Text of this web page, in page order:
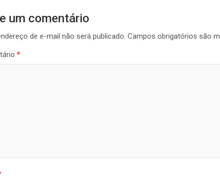
um comentário
de e-mail não será publicado. Campos obrigatórios são
*